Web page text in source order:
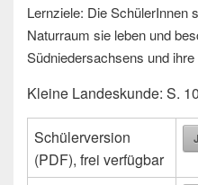
Lernziele: Die SchülerInnen
Naturraum sie leben und
Südniedersachsens und
Kleine Landeskunde: S.
Schülerversion
(PDF), frei verfügbar